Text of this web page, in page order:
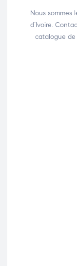
Nous sommes
d’Ivoire.
catalogue